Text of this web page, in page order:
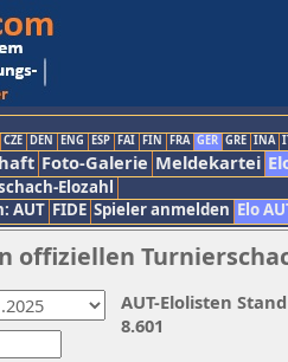
CZE DEN ENG ESP FAI FIN FRA GER GRE INA
Foto-Galerie Meldekartei
Elozahl
AUT FIDE Spieler anmelden Elo
offiziellen
AUT-Elolisten
8.601